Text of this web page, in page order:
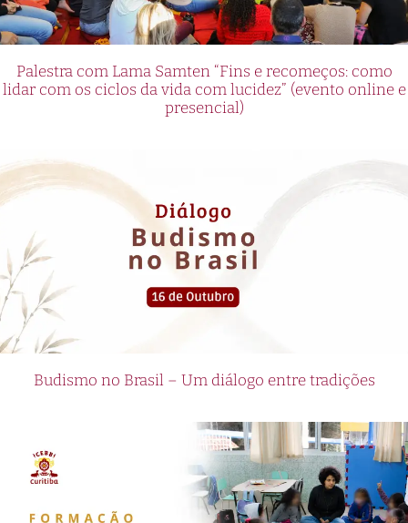
Palestra com Lama Samten “Fins e recomeços: como
lidar com os ciclos da vida com lucidez” (evento online e
presencial)
Budismo no Brasil – Um diálogo entre tradições